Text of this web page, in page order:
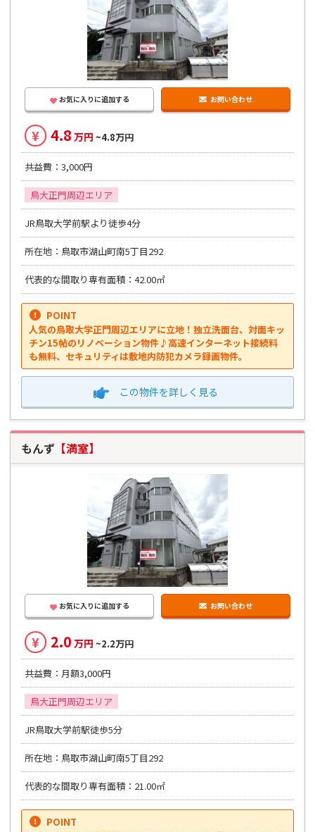
お気に入りに追加する お問い合わせ
¥ 4.8 万円 ~4.8万円
共益費：3,000円
鳥大正門周辺エリア
JR鳥取大学前駅より徒歩4分
所在地：鳥取市湖山町南5丁目292
代表的な間取り専有面積：42.00㎡
POINT
人気の鳥取大学正門周辺エリアに立地！独立洗面台、対面キッ
チン15帖のリノベーション物件♪高速インターネット接続料
も無料、セキュリティは敷地内防犯カメラ録画物件。
この物件を詳しく見る
もんず 【満室】
お気に入りに追加する お問い合わせ
¥ 2.0 万円 ~2.2万円
共益費：月額3,000円
鳥大正門周辺エリア
JR鳥取大学前駅徒歩5分
所在地：鳥取市湖山町南5丁目292
代表的な間取り専有面積：21.00㎡
POINT